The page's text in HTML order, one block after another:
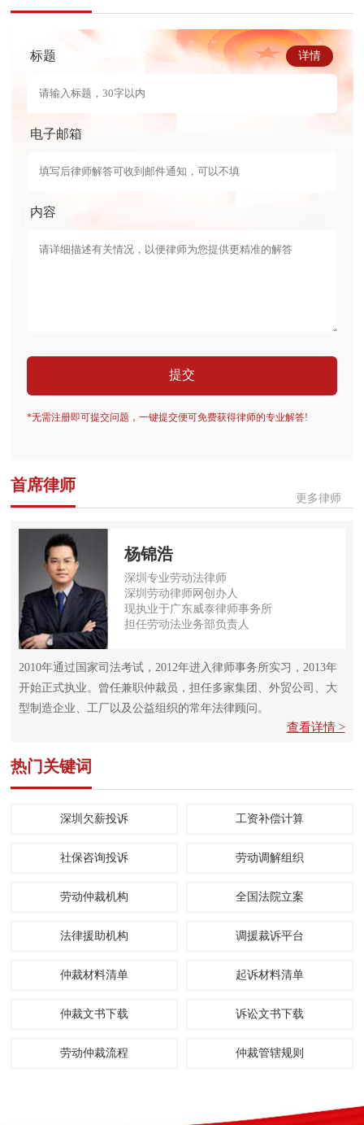
详情
标题
电子邮箱
内容
提交
*无需注册即可提交问题，一键提交便可免费获得律师的专业解答!
首席律师
更多律师
杨锦浩
深圳专业劳动法律师
深圳劳动律师网创办人
现执业于广东威泰律师事务所
担任劳动法业务部负责人
2010年通过国家司法考试，2012年进入律师事务所实习，2013年
开始正式执业。曾任兼职仲裁员，担任多家集团、外贸公司、大
型制造企业、工厂以及公益组织的常年法律顾问。
查看详情 >
热门关键词
深圳欠薪投诉 工资补偿计算
社保咨询投诉 劳动调解组织
劳动仲裁机构 全国法院立案
法律援助机构 调援裁诉平台
仲裁材料清单 起诉材料清单
仲裁文书下载 诉讼文书下载
劳动仲裁流程 仲裁管辖规则